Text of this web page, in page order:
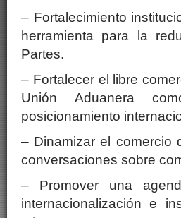
– Fortalecimiento
herramienta para la
Partes.
– Fortalecer el libre
Unión Aduanera
posicionamiento
– Dinamizar el comercio
conversaciones sobre
– Promover una
internacionalización e